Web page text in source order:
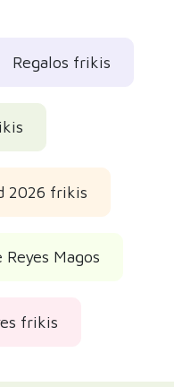
Regalos frikis
2026 frikis
Magos
frikis